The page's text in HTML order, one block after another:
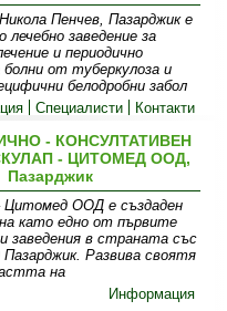
Пенчев, Пазарджик е
лечебно заведение за
и периодично
болни от туберкулоза и
белодробни забол
Специалисти Контакти
- КОНСУЛТАТИВЕН
- ЦИТОМЕД ООД,
Пазарджик
Цитомед ООД е създаден
като едно от първите
заведения в страната със
Пазарджик. Развива своятя
на
Информация